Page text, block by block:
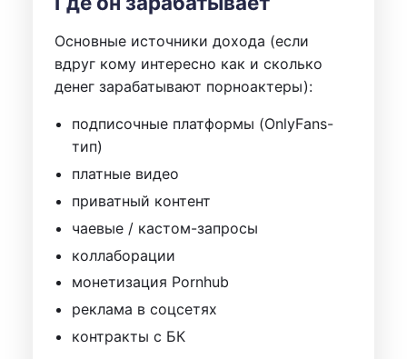
Основные источники дохода (если
вдруг кому интересно как и сколько
денег зарабатывают порноактеры):
подписочные платформы (OnlyFans-
тип)
платные видео
приватный контент
чаевые / кастом-запросы
коллаборации
монетизация Pornhub
реклама в соцсетях
контракты с БК